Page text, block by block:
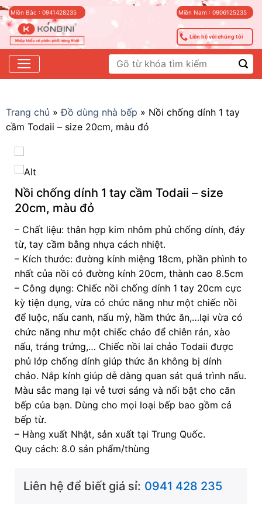
Skip
to
content
Miền Bắc : 0941428235 Miền Nam : 0906125235
Liên hệ với chúng tôi
Tìm
kiếm:
Trang chủ »Đồ dùng nhà bếp » Nồi chống dính 1 tay
cầm Todaii – size 20cm, màu đỏ
Nồi chống dính 1 tay cầm Todaii – size
20cm, màu đỏ
– Chất liệu: thân hợp kim nhôm phủ chống dính, đáy
từ, tay cầm bằng nhựa cách nhiệt.
– Kích thước: đường kính miệng 18cm, phần phình to
nhất của nồi có đường kính 20cm, thành cao 8.5cm
– Công dụng: Chiếc nồi chống dính 1 tay 20cm cực
kỳ tiện dụng, vừa có chức năng như một chiếc nồi
để luộc, nấu canh, nấu mỳ, hầm thức ăn,…lại vừa có
chức năng như một chiếc chảo để chiên rán, xào
nấu, tráng trứng,… Chiếc nồi lai chảo Todaii được
phủ lớp chống dính giúp thức ăn không bị dính
chảo. Nắp kính giúp dễ dàng quan sát quá trình nấu.
Màu sắc mang lại vẻ tươi sáng và nổi bật cho căn
bếp của bạn. Dùng cho mọi loại bếp bao gồm cả
bếp từ.
– Hàng xuất Nhật, sản xuất tại Trung Quốc.
Quy cách: 8.0 sản phẩm/thùng
Liên hệ để biết giá sỉ: 0941 428 235